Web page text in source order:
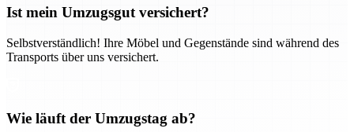
Ist mein Umzugsgut versichert?
Selbstverständlich! Ihre Möbel und Gegenstände sind während des
Transports über uns versichert.
Wie läuft der Umzugstag ab?